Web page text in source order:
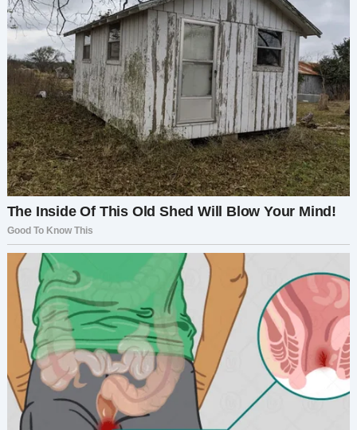
обнял её, что она испачкала платье в креме. Но
ей было всё равно. Она всегда ставила счастье
детей на первое место.
На каминной полке стояли пять пыльных рамок
с фотографиями — лица его детей, застывшие
во времени. Бобби с беззубой улыбкой и вечно
сбитыми коленками. Дженни с куклой Беллой,
которую она не выпускала из рук. Майкл с
первой наградой в руках — на том снимке глаза
Арнольда за объективом сияли от гордости.
весенний дождь. И Томми в день свадьбы —
такой же, как сам Арнольд в день своей.
— Дом помнит их всех, Джо, — прошептал он,
проводя рукой по стене, где ещё остались
отметки роста.
Его пальцы задержались на каждой черточке.